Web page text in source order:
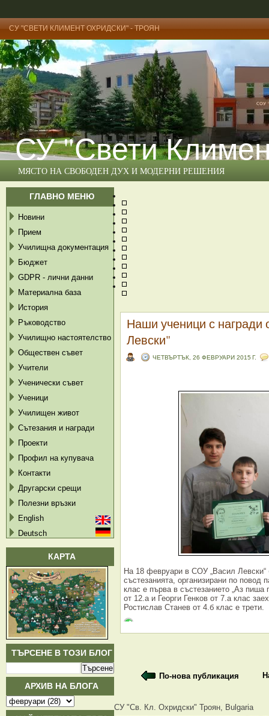
СУ "СВЕТИ КЛИМЕНТ ОХРИДСКИ" - ТРОЯН
СУ "Свети
МЯСТО НА СВОБОДЕН ДУХ И МОДЕРНИ РЕШЕНИЯ
ГЛАВНО МЕНЮ
Новини
Прием
Училищна документация
Бюджет
GDPR - лични данни
Материална база
История
Ръководство
Училищно настоятелство
Обществен съвет
Учители
Ученически съвет
Ученици
Училищен живот
Сътезания и награди
Проекти
Профил на купувача
Контакти
Другарски срещи
Полезни връзки
English
Deutsch
КАРТА
ТЪРСЕНЕ В ТОЗИ БЛОГ
АРХИВ НА БЛОГА
Наши ученици с
Левски"
ЧЕТВЪРТЪК, 26 ФЕВРУАРИ 2015 Г.
На 18 февруари в СОУ „Васил Левски“
състезанията, организирани по
клас е първа в състезанието „Аз пиша
от 12.а и Георги Генков от 7.а клас
Ростислав Станев от 4.б клас е трети.
По-нова публикация
СУ "Св. Кл. Охридски" Троян, Bulgaria